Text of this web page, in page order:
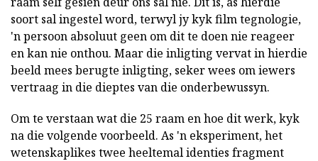
soort sal ingestel word, terwyl jy kyk film tegnologie,
'n persoon absoluut geen om dit te doen nie reageer
en kan nie onthou. Maar die inligting vervat in hierdie
beeld mees berugte inligting, seker wees om iewers
vertraag in die dieptes van die onderbewussyn.
Om te verstaan wat die 25 raam en hoe dit werk, kyk
na die volgende voorbeeld. As 'n eksperiment, het
wetenskaplikes twee heeltemal identies fragment